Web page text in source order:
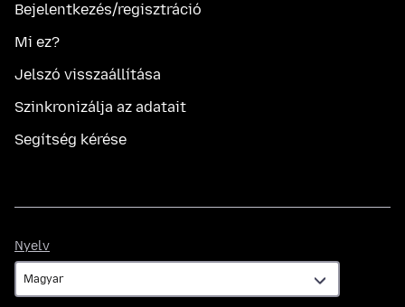
Bejelentkezés/regisztráció
Mi ez?
Jelszó visszaállítása
Szinkronizálja az adatait
Segítség kérése
Nyelv